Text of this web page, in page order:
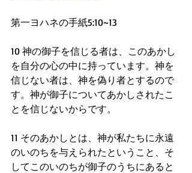
第一ヨハネの手紙5:10~13
10 神の御子を信じる者は、このあかし
を自分の心の中に持っています。神を
信じない者は、神を偽り者とするので
す。神が御子についてあかしされたこ
とを信じないからです。
11 そのあかしとは、神が私たちに永遠
のいのちを与えられたということ、そ
してこのいのちが御子のうちにあると